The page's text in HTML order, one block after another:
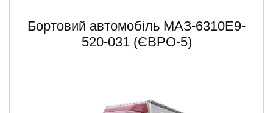
Бортовий автомобіль МАЗ-6310Е9-
520-031 (ЄВРО-5)